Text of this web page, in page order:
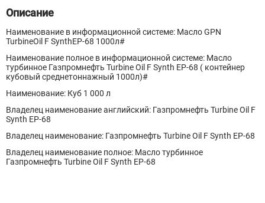
Описание
Наименование в информационной системе: Масло GPN
TurbineOil F SynthEP-68 1000л#
Наименование полное в информационной системе: Масло
турбинное Газпромнефть Turbine Oil F Synth EP-68 ( контейнер
кубовый среднетоннажный 1000л)#
Наименование: Куб 1 000 л
Владелец наименование английский: Газпромнефть Turbine Oil F
Synth EP-68
Владелец наименование: Газпромнефть Turbine Oil F Synth EP-68
Владелец наименование полное: Масло турбинное
Газпромнефть Turbine Oil F Synth EP-68